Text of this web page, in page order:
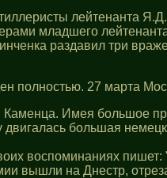
лейтенанта
младшего
раздавил три
полностью. 27 марта
Имея большое
большая
воспоминаниях пишет:
вышли на Днестр,